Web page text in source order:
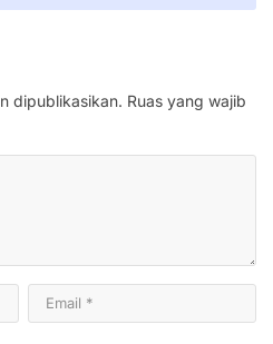
dipublikasikan. Ruas yang wajib